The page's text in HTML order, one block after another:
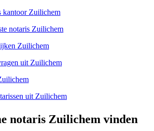
kantoor Zuilichem
notaris Zuilichem
Zuilichem
uit Zuilichem
uit Zuilichem
notaris Zuilichem vinden